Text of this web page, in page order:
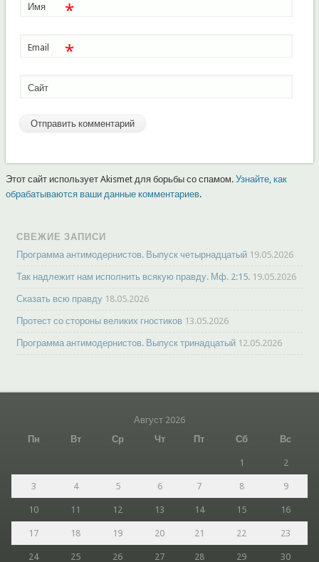
Имя *
Email *
Сайт
Этот сайт использует Akismet для борьбы со спамом. Узнайте, как
обрабатываются ваши данные комментариев.
СВЕЖИЕ ЗАПИСИ
Программа антимодернистов. Выпуск четырнадцатый 19.05.2026
Так надлежит нам исполнить всякую правду. Мф. 2:15. 19.05.2026
Сказать всю правду 18.05.2026
Протест со стороны великих гностиков 13.05.2026
Программа антимодернистов. Выпуск тринадцатый 12.05.2026
Август 2026
Пн
Вт Ср Чт Пт Сб Вс
1 2
3 4 5 6 7 8 9
10 11 12 13 14 15 16
17 18 19 20 21 22 23
24 25 26 27 28 29 30